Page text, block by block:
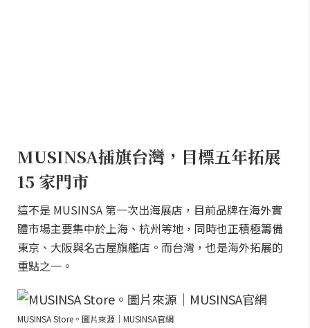
MUSINSA插旗台灣，目標五年拓展
15 家門市
這不是 MUSINSA 第一次出海展店，目前品牌在海外實
體市場主要集中於上海、杭州等地，同時也正積極籌備
東京、大阪與名古屋旗艦店。而台灣，也是海外拓展的
重點之一。
MUSINSA Store。圖片來源｜MUSINSA官網